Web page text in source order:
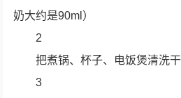
奶大约是90ml）
2
把煮锅、杯子、电饭煲清洗
3